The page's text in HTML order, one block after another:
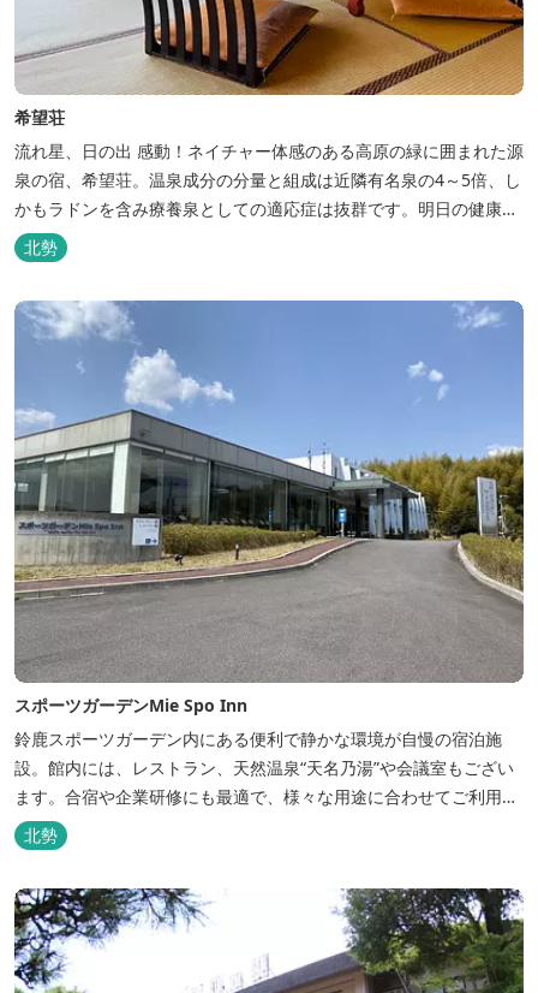
希望荘
流れ星、日の出 感動！ネイチャー体感のある高原の緑に囲まれた源
泉の宿、希望荘。温泉成分の分量と組成は近隣有名泉の4～5倍、し
かもラドンを含み療養泉としての適応症は抜群です。明日の健康
に、ご宿泊はもちろん日帰り入浴もお気軽にお立ち寄り下さい。 熱
気浴ラドンの泉も新たにオープン！ぜひご利用ください。
北勢
スポーツガーデンMie Spo Inn
鈴鹿スポーツガーデン内にある便利で静かな環境が自慢の宿泊施
設。館内には、レストラン、天然温泉“天名乃湯”や会議室もござい
ます。合宿や企業研修にも最適で、様々な用途に合わせてご利用頂
けます。
北勢